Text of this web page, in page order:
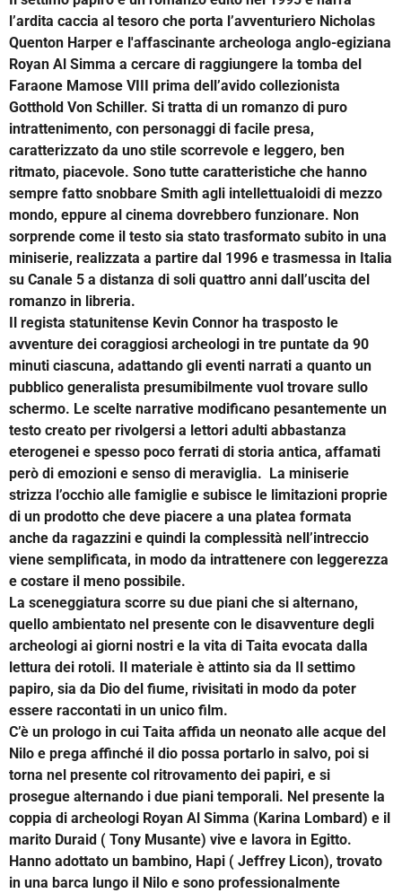
l’ardita caccia al tesoro che porta l’avventuriero Nicholas
Quenton Harper e l'affascinante archeologa anglo-egiziana
Royan Al Simma a cercare di raggiungere la tomba del
Faraone Mamose VIII prima dell’avido collezionista
Gotthold Von Schiller. Si tratta di un romanzo di puro
intrattenimento, con personaggi di facile presa,
caratterizzato da uno stile scorrevole e leggero, ben
ritmato, piacevole. Sono tutte caratteristiche che hanno
sempre fatto snobbare Smith agli intellettualoidi di mezzo
mondo, eppure al cinema dovrebbero funzionare. Non
sorprende come il testo sia stato trasformato subito in una
miniserie, realizzata a partire dal 1996 e trasmessa in Italia
su Canale 5 a distanza di soli quattro anni dall’uscita del
romanzo in libreria.
Il regista statunitense Kevin Connor ha trasposto le
avventure dei coraggiosi archeologi in tre puntate da 90
minuti ciascuna, adattando gli eventi narrati a quanto un
pubblico generalista presumibilmente vuol trovare sullo
schermo. Le scelte narrative modificano pesantemente un
testo creato per rivolgersi a lettori adulti abbastanza
eterogenei e spesso poco ferrati di storia antica, affamati
però di emozioni e senso di meraviglia. La miniserie
strizza l’occhio alle famiglie e subisce le limitazioni proprie
di un prodotto che deve piacere a una platea formata
anche da ragazzini e quindi la complessità nell’intreccio
viene semplificata, in modo da intrattenere con leggerezza
e costare il meno possibile.
La sceneggiatura scorre su due piani che si alternano,
quello ambientato nel presente con le disavventure degli
archeologi ai giorni nostri e la vita di Taita evocata dalla
lettura dei rotoli. Il materiale è attinto sia da Il settimo
papiro, sia da Dio del fiume, rivisitati in modo da poter
essere raccontati in un unico film.
C’è un prologo in cui Taita affida un neonato alle acque del
Nilo e prega affinché il dio possa portarlo in salvo, poi si
torna nel presente col ritrovamento dei papiri, e si
prosegue alternando i due piani temporali. Nel presente la
coppia di archeologi Royan Al Simma (Karina Lombard) e il
marito Duraid ( Tony Musante) vive e lavora in Egitto.
Hanno adottato un bambino, Hapi ( Jeffrey Licon), trovato
in una barca lungo il Nilo e sono professionalmente